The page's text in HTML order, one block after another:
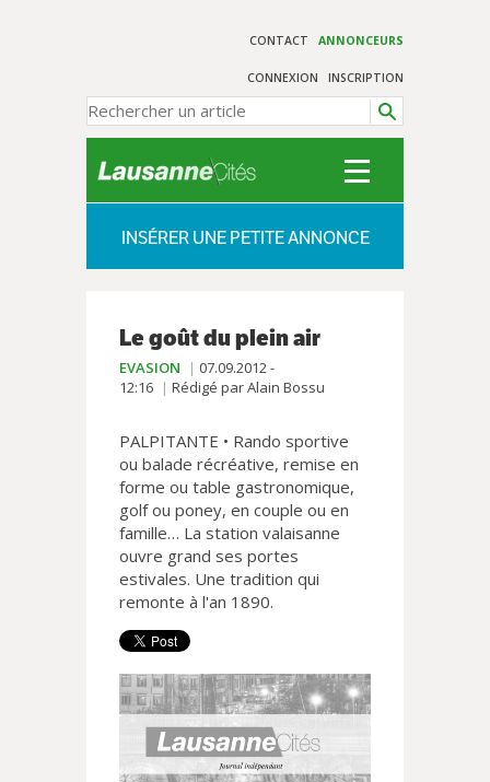
CONTACT ANNONCEURS
CONNEXION INSCRIPTION
INSÉRER UNE PETITE ANNONCE
Le goût du plein air
EVASION
07.09.2012 -
12:16
Rédigé par Alain Bossu
PALPITANTE • Rando sportive
ou balade récréative, remise en
forme ou table gastronomique,
golf ou poney, en couple ou en
famille… La station valaisanne
ouvre grand ses portes
estivales. Une tradition qui
remonte à l'an 1890.